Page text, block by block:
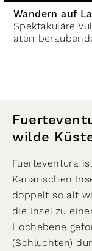
Wandern auf
Spektakuläre
wilde
Fuerteventura
Kanarischen
doppelt so alt
die Insel zu
Hochebene
(Schluchten)